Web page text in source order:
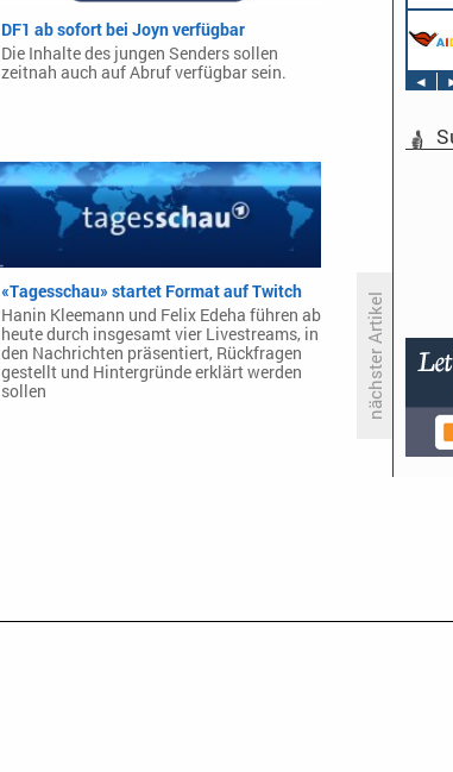
nächster Artikel
«Rick and Morty» geht bis Staffel
DF1 ab sofort bei Joyn verfügbar
Die Inhalte des jungen Senders sollen
zeitnah auch auf Abruf verfügbar sein.
«Tagesschau» startet Format auf Twitch
Hanin Kleemann und Felix Edeha führen ab
heute durch insgesamt vier Livestreams, in
den Nachrichten präsentiert, Rückfragen
gestellt und Hintergründe erklärt werden
sollen
◄